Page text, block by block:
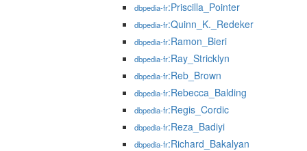
dbpedia-fr:Priscilla_Pointer
dbpedia-fr:Quinn_K._Redeker
dbpedia-fr:Ramon_Bieri
dbpedia-fr:Ray_Stricklyn
dbpedia-fr:Reb_Brown
dbpedia-fr:Rebecca_Balding
dbpedia-fr:Regis_Cordic
dbpedia-fr:Reza_Badiyi
dbpedia-fr:Richard_Bakalyan